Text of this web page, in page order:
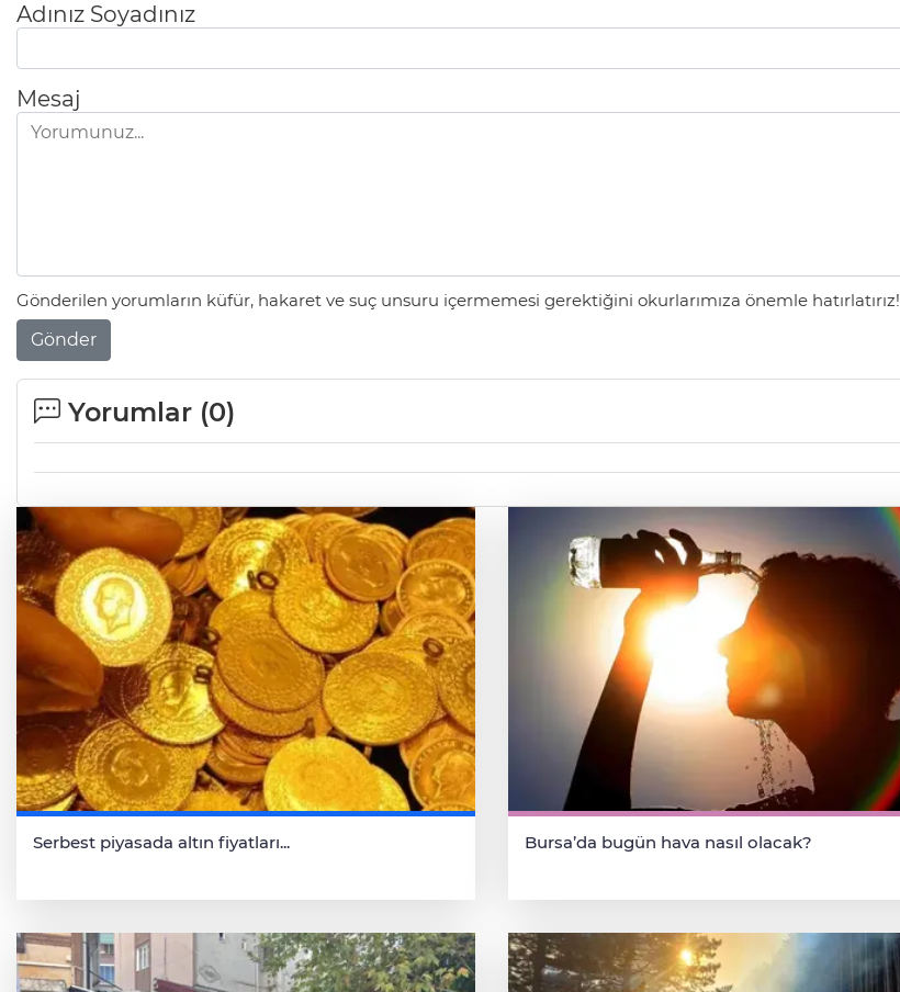
Adınız Soyadınız
Mesaj
Gönderilen yorumların küfür, hakaret ve suç unsuru içermemesi gerektiğini okurlarımıza önemle hatırlatırız!
Gönder
Yorumlar (0)
Serbest piyasada altın fiyatları... Bursa’da bugün hava nasıl olacak?